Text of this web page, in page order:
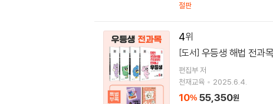
절판
4
[도서] 우등생 해법 전과
편집부 저
천재교육
2025.6.4.
10% 55,350원